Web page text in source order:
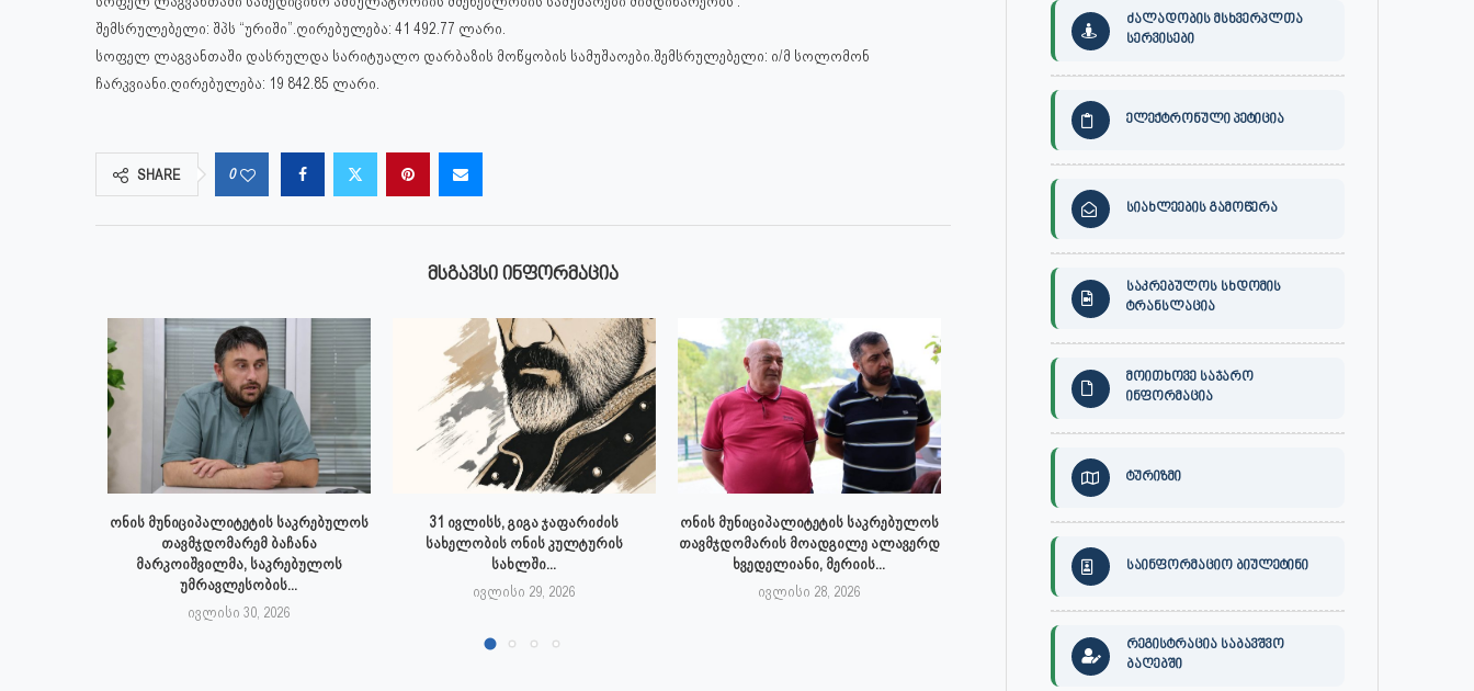
შემსრულებელი: შპს “ურიში”.ღირებულება: 41 492.77 ლარი.
სოფელ ლაგვანთაში დასრულდა სარიტუალო დარბაზის მოწყობის სამუშაოები. შემსრულებელი: ი/მ სოლომონ
ჩარკვიანი.ღირებულება: 19 842.85 ლარი.
SHARE 0
ᲛᲡᲒᲐᲕᲡᲘ ᲘᲜᲤᲝᲠᲛᲐᲪᲘᲐ
ონის მუნიციპალიტეტის საკრებულოს
თავმჯდომარემ ბაჩანა
მარკოიშვილმა, საკრებულოს
უმრავლესობის...
ივლისი 30, 2026
31 ივლისს, გიგა ჯაფარიძის
სახელობის ონის კულტურის
სახლში...
ივლისი 29, 2026
ონის მუნიციპალიტეტის საკრებულოს
თავმჯდომარის მოადგილე ალავერდ
ხვედელიანი, მერიის...
ივლისი 28, 2026
30 ივლისს, ქალაქი ონში,
დაავადებათა კონტროლისა და
საზოგადოებრივი...
ივლისი 27, 2026
ონის მუნიციპალიტეტის მერმა
ძალადობის მსხვერპლთა
სერვისები
ელექტრონული პეტიცია
სიახლეების გამოწერა
საკრებულოს სხდომის
ტრანსლაცია
მოითხოვე საჯარო
ინფორმაცია
ტურიზმი
საინფორმაციო ბიულეტინი
რეგისტრაცია საბავშვო
ბაღებში